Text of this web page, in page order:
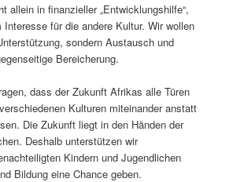
allein in finanzieller „Entwicklungshilfe“,
für die andere Kultur. Wir wollen
sondern Austausch und
Bereicherung.
dass der Zukunft Afrikas alle Türen
Kulturen miteinander anstatt
Die Zukunft liegt in den Händen der
Deshalb unterstützen wir
Kindern und Jugendlichen
Bildung eine Chance geben.